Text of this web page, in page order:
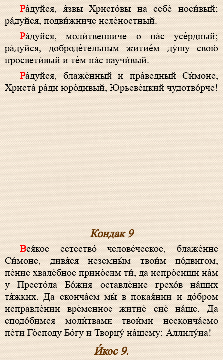
Ра́дуйся, я́звы Христо́вы на себе́ носи́вый;
ра́дуйся, подви́жниче неле́ностный.
Ра́дуйся, моли́твенниче о на́с усе́рдный;
ра́дуйся, доброде́тельным житие́м ду́шу свою́
просвети́вый и те́м на́с научи́вый.
Ра́дуйся, блаже́нный и пра́ведный Си́моне,
Христа́ ра́ди юро́дивый, Юрьеве́цкий чудотво́рче!
Кондак 9
Вся́кое естество́ челове́ческое, блаже́нне
Си́моне, дивя́ся неземны́м твои́м по́двигом,
пе́ние хвале́бное прино́сим ти́, да испро́сиши на́м
у Престо́ла Бо́жия оставле́ние грехо́в на́ших
тя́жких. Да сконча́ем мы́ в покая́нии и до́бром
исправле́нии вре́менное житие́ сие́ на́ше. Да
сподо́бимся моли́твами твои́ми несконча́емо
пе́ти Го́споду Бо́гу и Творцу́ на́шему: Аллилу́иа!
И́кос 9.